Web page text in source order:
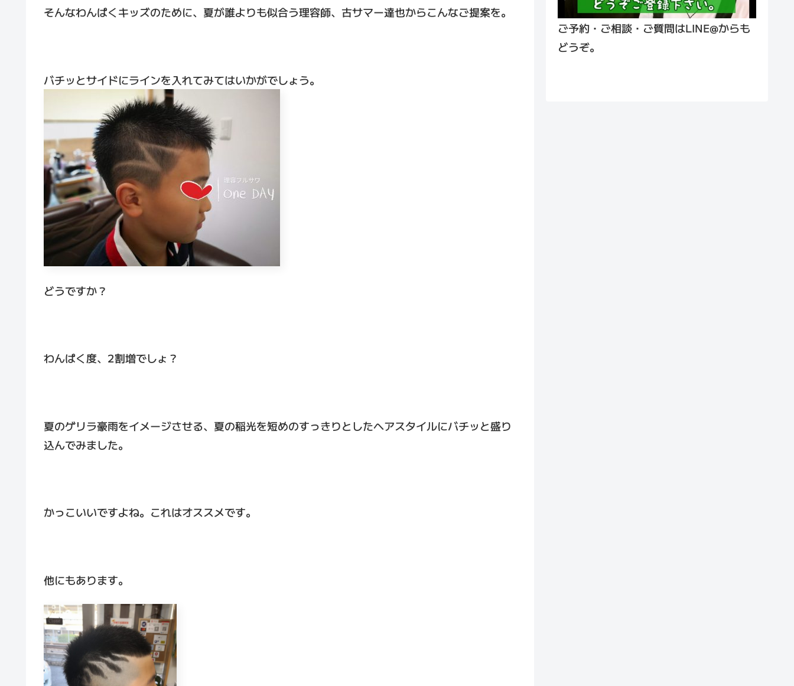
そんなわんぱくキッズのために、夏が誰よりも似合う理容師、古サマー達也からこんなご提案を。
バチッとサイドにラインを入れてみてはいかがでしょう。
どうですか？
わんぱく度、2割増でしょ？
夏のゲリラ豪雨をイメージさせる、夏の稲光を短めのすっきりとしたヘアスタイルにバチッと盛り
込んでみました。
かっこいいですよね。これはオススメです。
他にもあります。
ご予約・ご相談・ご質問はLINE@からも
どうぞ。